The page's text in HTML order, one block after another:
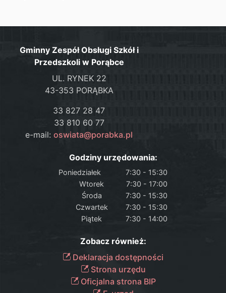
Gminny Zespół Obsługi Szkół i
Przedszkoli w Porąbce
UL. RYNEK 22
43-353 PORĄBKA
33 827 28 47
33 810 60 77
e-mail:oswiata@porabka.pl
Godziny urzędowania:
Poniedziałek
7:30 - 15:30
Wtorek
7:30 - 17:00
Środa
7:30 - 15:30
Czwartek
7:30 - 15:30
Piątek
7:30 - 14:00
Zobacz również:
Deklaracja dostępności
Strona urzędu
Oficjalna strona BIP